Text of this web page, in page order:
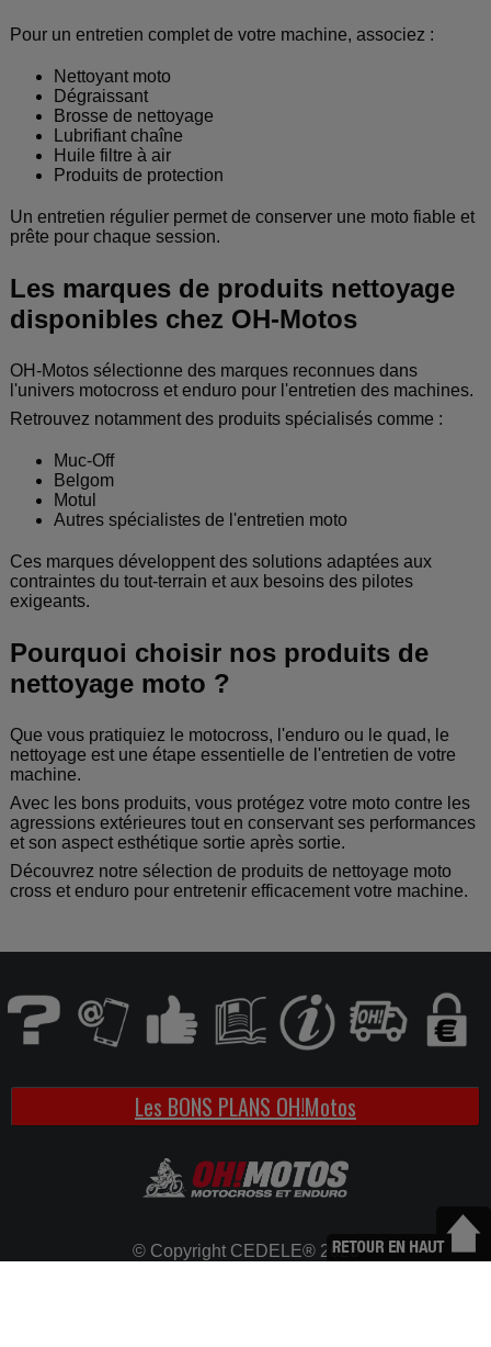
Pour un entretien complet de votre machine, associez :
Nettoyant moto
Dégraissant
Brosse de nettoyage
Lubrifiant chaîne
Huile filtre à air
Produits de protection
Un entretien régulier permet de conserver une moto fiable et
prête pour chaque session.
Les marques de produits nettoyage
disponibles chez OH-Motos
OH-Motos sélectionne des marques reconnues dans
l'univers motocross et enduro pour l'entretien des machines.
Retrouvez notamment des produits spécialisés comme :
Muc-Off
Belgom
Motul
Autres spécialistes de l'entretien moto
Ces marques développent des solutions adaptées aux
contraintes du tout-terrain et aux besoins des pilotes
exigeants.
Pourquoi choisir nos produits de
nettoyage moto ?
Que vous pratiquiez le motocross, l'enduro ou le quad, le
nettoyage est une étape essentielle de l'entretien de votre
machine.
Avec les bons produits, vous protégez votre moto contre les
agressions extérieures tout en conservant ses performances
et son aspect esthétique sortie après sortie.
Découvrez notre sélection de produits de nettoyage moto
cross et enduro pour entretenir efficacement votre machine.
Les BONS PLANS OH!Motos
© Copyright CEDELE® 2026